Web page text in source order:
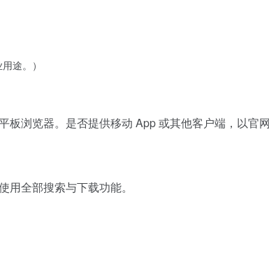
途。）
浏览器。是否提供移动 App 或其他客户端，以官网
用全部搜索与下载功能。